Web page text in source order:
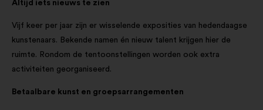
Altijd iets nieuws te zien
Vijf keer per jaar zijn er wisselende exposities van hedendaagse
kunstenaars. Bekende namen én nieuw talent krijgen hier de
ruimte. Rondom de tentoonstellingen worden ook extra
activiteiten georganiseerd.
Betaalbare kunst en groepsarrangementen